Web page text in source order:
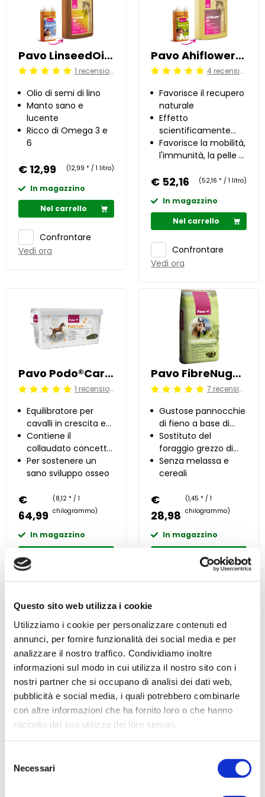
Questo sito web utilizza i cookie
Utilizziamo i cookie per personalizzare contenuti ed
annunci, per fornire funzionalità dei social media e per
analizzare il nostro traffico. Condividiamo inoltre
informazioni sul modo in cui utilizza il nostro sito con i
nostri partner che si occupano di analisi dei dati web,
pubblicità e social media, i quali potrebbero combinarle
con altre informazioni che ha fornito loro o che hanno
raccolto dal suo utilizzo dei loro servizi.
delNecessari
Pavo LinseedOil 1 l
Beoordeling: 5/5 1 recensioni
Olio di semi di lino
Manto sano e
lucente
Ricco di Omega 3 e
6
€ 12,99 (12,99 * / 1 litro)
In magazzino
Nel carrello
Confrontare
Vedi ora
Pavo Ahiflower®Oil 1 l
Beoordeling: 5/5 4 recensioni
Favorisce il recupero
naturale
Effetto
scientificamente
provato
Favorisce la mobilità,
l'immunità, la pelle e
€ 52,16 (52,16 * / 1 litro)
In magazzino
Nel carrello
Confrontare
Vedi ora
Pavo Podo®Care 8 kg
Beoordeling: 5/5 1 recensioni
Equilibratore per
cavalli in crescita e
cavalle gravide
Contiene il
collaudato concetto
di Podo
Per sostenere un
sano sviluppo osseo
€
64,99
(8,12 * / 1
chilogrammo)
In magazzino
Confrontare
Pavo FibreNuggets 20 kg
Beoordeling: 5/5 7 recensioni
Gustose pannocchie
di fieno a base di
erba alpina ed erbe
alpine
Sostituto del
foraggio grezzo di
alta qualità
Senza melassa e
cereali
€
28,98
(1,45 * / 1
chilogrammo)
In magazzino
Nel carrello
Confrontare
Pavo WeightLift 20 kg
Beoordeling: 5/5
Ricco di fibre crude
Può essere
Beoordeling: 5/5
Per giunti flessibili
Nutrizione ottimale
per cartilagine e